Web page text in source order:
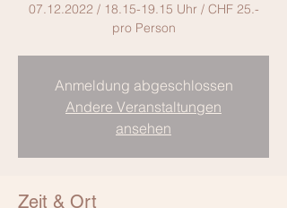
07.12.2022 / 18.15-19.15 Uhr / CHF 25.-
pro Person
Anmeldung abgeschlossen
Andere Veranstaltungen
ansehen
Zeit & Ort